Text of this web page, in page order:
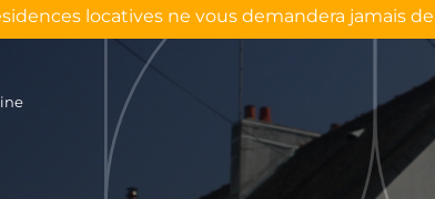
locatives ne vous demandera jamais